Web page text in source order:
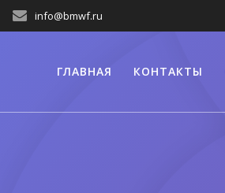
info@bmwf.ru
ГЛАВНАЯ КОНТАКТЫ